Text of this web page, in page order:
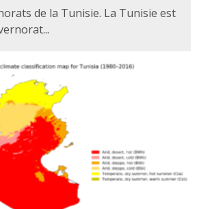
de la Tunisie. La Tunisie est